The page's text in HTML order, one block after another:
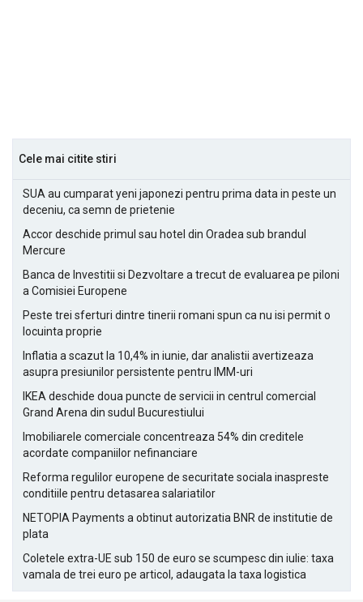
Cele mai citite stiri
SUA au cumparat yeni japonezi pentru prima data in peste un
deceniu, ca semn de prietenie
Accor deschide primul sau hotel din Oradea sub brandul
Mercure
Banca de Investitii si Dezvoltare a trecut de evaluarea pe piloni
a Comisiei Europene
Peste trei sferturi dintre tinerii romani spun ca nu isi permit o
locuinta proprie
Inflatia a scazut la 10,4% in iunie, dar analistii avertizeaza
asupra presiunilor persistente pentru IMM-uri
IKEA deschide doua puncte de servicii in centrul comercial
Grand Arena din sudul Bucurestiului
Imobiliarele comerciale concentreaza 54% din creditele
acordate companiilor nefinanciare
Reforma regulilor europene de securitate sociala inaspreste
conditiile pentru detasarea salariatilor
NETOPIA Payments a obtinut autorizatia BNR de institutie de
plata
Coletele extra-UE sub 150 de euro se scumpesc din iulie: taxa
vamala de trei euro pe articol, adaugata la taxa logistica